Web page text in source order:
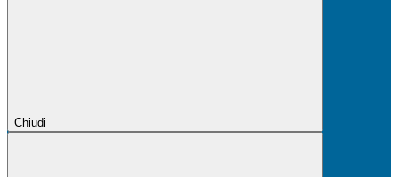
Chiudi